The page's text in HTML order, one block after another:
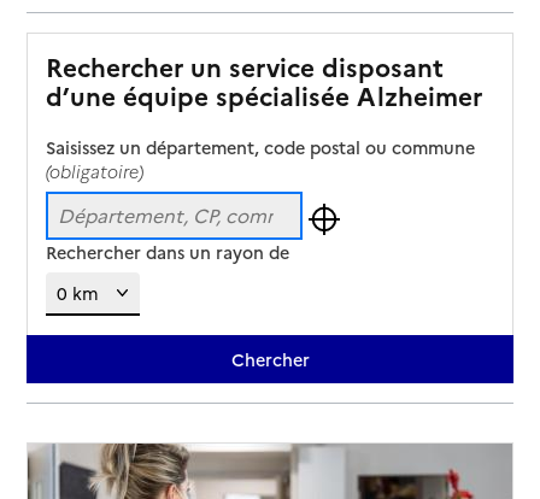
Rechercher un service disposant
d’une équipe spécialisée Alzheimer
Saisissez un département, code postal ou commune
(obligatoire)
Rechercher dans un rayon de